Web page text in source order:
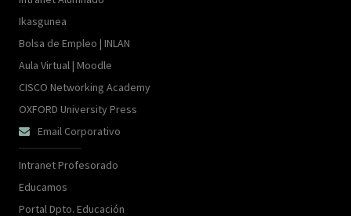
Ikasgunea
Bolsa de Empleo | INLAN
Aula Virtual | Moodle
CISCO Networking Academy
OXFORD University Press
 Email Corporativo
Intranet Profesorado
Educamos
Portal Dpto. Educación